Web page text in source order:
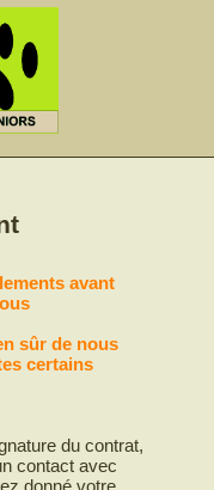
avant
sûr de nous
certains
du contrat,
contact avec
donné votre